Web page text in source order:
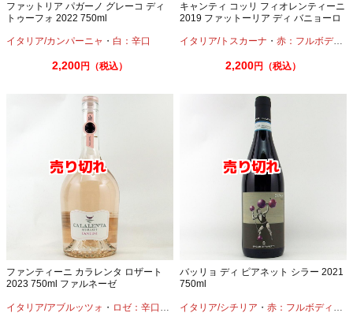
ファットリア パガーノ グレーコ ディ
トゥーフォ 2022 750ml
イタリア/カンパーニャ ・ 白：辛口
2,200円（税込）
キャンティ コッリ フィオレンティーニ
2019 ファットーリア ディ バニョーロ
イタリア/トスカーナ ・赤：フルボディ
2,200円（税込）
ファンティーニ カラレンタ ロザート
2023 750ml ファルネーゼ
イタリア/アブルッツォ ・ ロゼ：辛口 ・ メルロー
バッリョ ディ ピアネット シラー 2021
750ml
イタリア/シチリア ・赤：フルボディ ・